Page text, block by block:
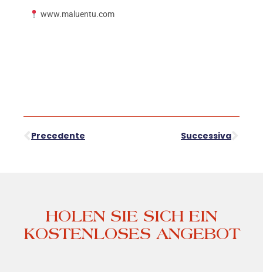
www.maluentu.com
Precedente Successiva
HOLEN SIE SICH EIN
KOSTENLOSES ANGEBOT